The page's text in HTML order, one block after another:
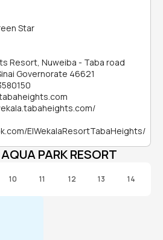
Star
Resort, Nuweiba - Taba road
Governorate 46621
ElWekalaResortTabaHeights/
PARK RESORT
10 11 12 13 14